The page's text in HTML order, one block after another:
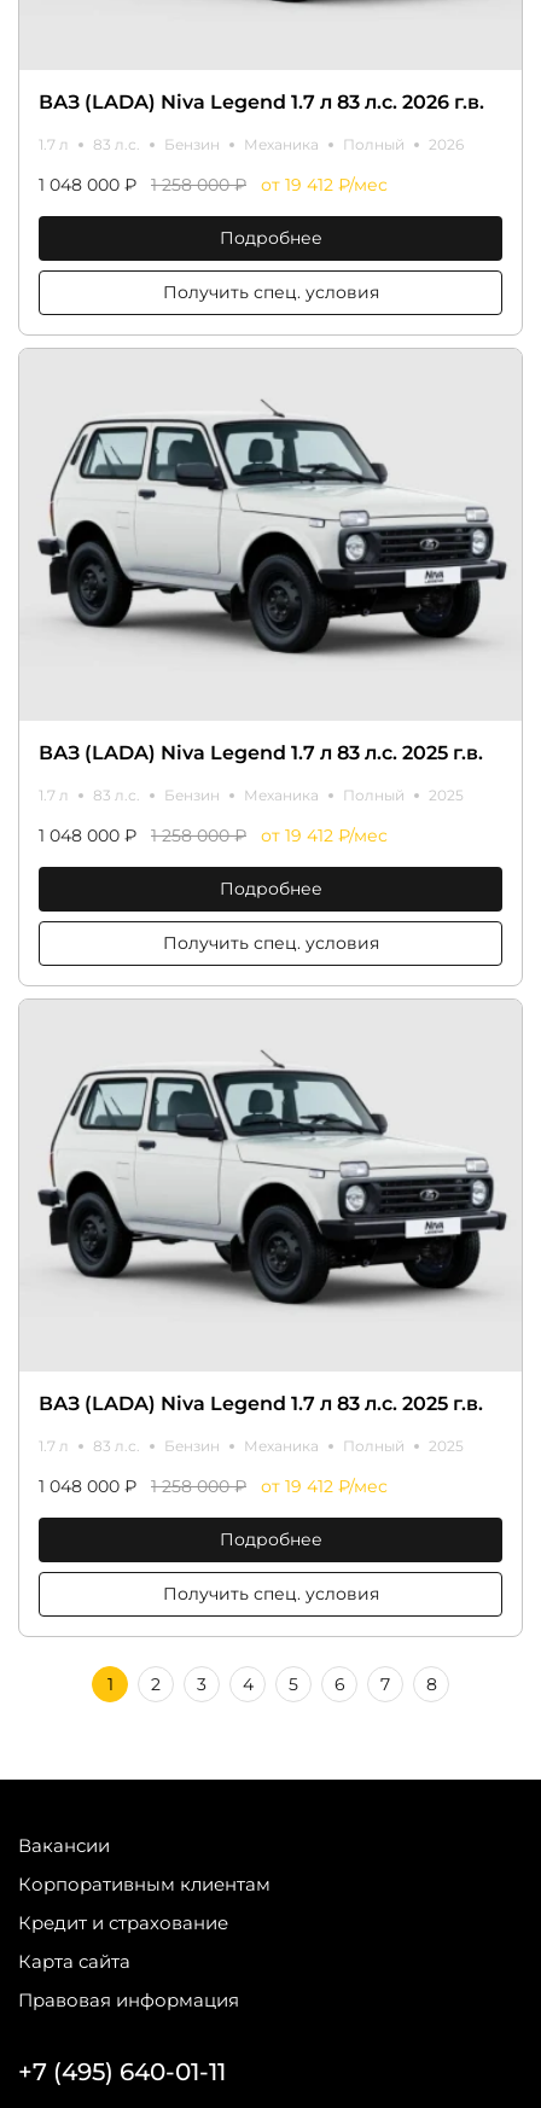
ВАЗ (LADA) Niva Legend 1.7 л 83 л.с. 2026 г.в.
1.7 л 83 л.с. Бензин Механика Полный 2026
1 048 000 ₽ 1 258 000 ₽ от 19 412 ₽/мес
Подробнее
Получить спец. условия
ВАЗ (LADA) Niva Legend 1.7 л 83 л.с. 2025 г.в.
1.7 л 83 л.с. Бензин Механика Полный 2025
1 048 000 ₽ 1 258 000 ₽ от 19 412 ₽/мес
Подробнее
Получить спец. условия
ВАЗ (LADA) Niva Legend 1.7 л 83 л.с. 2025 г.в.
1.7 л 83 л.с. Бензин Механика Полный 2025
1 048 000 ₽ 1 258 000 ₽ от 19 412 ₽/мес
Подробнее
Получить спец. условия
1 2 3 4 5 6 7 8
Вакансии
Корпоративным клиентам
Кредит и страхование
Карта сайта
Правовая информация
+7 (495) 640-01-11